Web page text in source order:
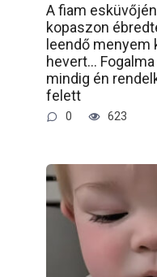
A fiam
kopaszon
leendő menyem
hevert…
mindig én
felett
0 623